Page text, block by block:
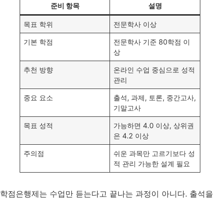
준비 항목 설명
목표 학위 전문학사 이상
기본 학점
전문학사 기준 80학점 이
상
추천 방향
온라인 수업 중심으로 성적
관리
중요 요소
출석, 과제, 토론, 중간고사,
기말고사
목표 성적
가능하면 4.0 이상, 상위권
은 4.2 이상
주의점
쉬운 과목만 고르기보다 성
적 관리 가능한 설계 필요
학점은행제는 수업만 듣는다고 끝나는 과정이 아니다. 출석을